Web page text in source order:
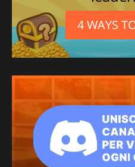
4 WAYS